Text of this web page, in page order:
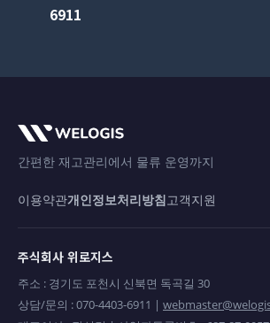
6911
간편한 재고관리에서 물류 운영까지
이용약관개인정보처리방침고객지원
주식회사 위로지스
주소 : 경기도 포천시 신북면 독곡길 30
상담/문의 : 070-4403-6911 |